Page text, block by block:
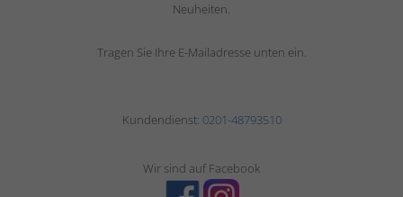
Neuheiten.
Tragen Sie Ihre E-Mailadresse unten ein.
Kundendienst: 0201-48793510
Wir sind auf Facebook